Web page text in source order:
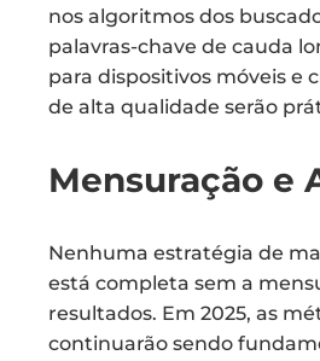
nos algoritmos dos
palavras-chave de cauda
para dispositivos móveis e
de alta qualidade serão
Mensuração e
Nenhuma estratégia de
está completa sem a
resultados. Em 2025, as
continuarão sendo